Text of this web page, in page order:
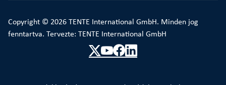
Copyright © 2026 TENTE International GmbH. Minden jog
fenntartva. Tervezte: TENTE International GmbH